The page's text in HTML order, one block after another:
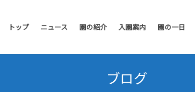
トップ ニュース 園の紹介 入園案内 園の一日
ブログ